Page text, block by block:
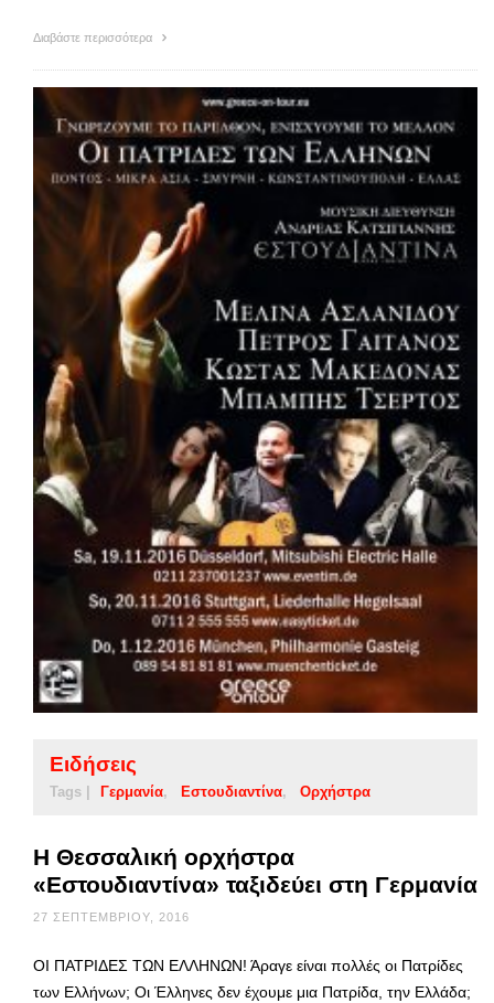
Διαβάστε περισσότερα
Ειδήσεις
Tags | Γερμανία Εστουδιαντίνα Ορχήστρα
Η Θεσσαλική ορχήστρα
«Εστουδιαντίνα» ταξιδεύει στη Γερμανία
27 ΣΕΠΤΕΜΒΡΊΟΥ, 2016
ΟΙ ΠΑΤΡΙΔΕΣ ΤΩΝ ΕΛΛΗΝΩΝ! Άραγε είναι πολλές οι Πατρίδες
των Ελλήνων; Οι Έλληνες δεν έχουμε μια Πατρίδα, την Ελλάδα;